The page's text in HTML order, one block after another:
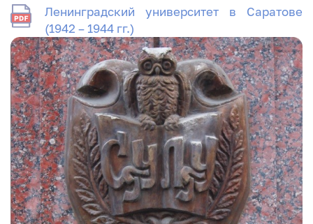
Ленинградский университет в Саратове
(1942 – 1944 гг.)